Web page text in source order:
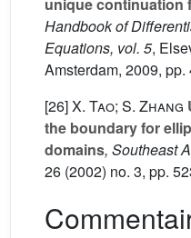
Handbook of
Equations, vol. 5,
Amsterdam, 2009, pp.
[26]X. Tao; S. Zhang
the boundary for
domains, Southeast
26 (2002) no. 3, pp.